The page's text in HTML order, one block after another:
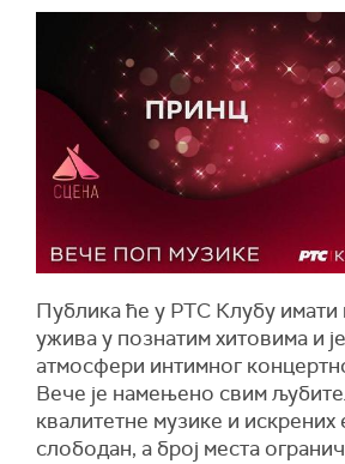
Публика ће у РТС Клубу имати
ужива у познатим хитовима и
атмосфери интимног
Вече је намењено свим
квалитетне музике и искрених
слободан, а број места